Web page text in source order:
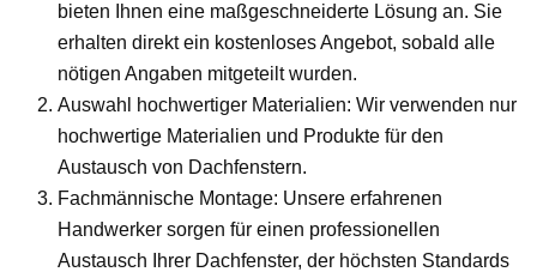
bieten Ihnen eine maßgeschneiderte Lösung an. Sie
erhalten direkt ein kostenloses Angebot, sobald alle
nötigen Angaben mitgeteilt wurden.
Auswahl hochwertiger Materialien: Wir verwenden nur
hochwertige Materialien und Produkte für den
Austausch von Dachfenstern.
Fachmännische Montage: Unsere erfahrenen
Handwerker sorgen für einen professionellen
Austausch Ihrer Dachfenster, der höchsten Standards